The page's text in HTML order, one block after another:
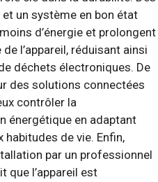
un système en bon état
d’énergie et prolongent
l’appareil, réduisant ainsi
déchets électroniques. De
des solutions connectées
contrôler la
énergétique en adaptant
habitudes de vie. Enfin,
par un professionnel
que l’appareil est